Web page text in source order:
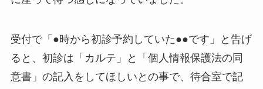
受付で「●時から初診予約していた●●です」と告げ
ると、初診は「カルテ」と「個人情報保護法の同
意書」の記入をしてほしいとの事で、待合室で記